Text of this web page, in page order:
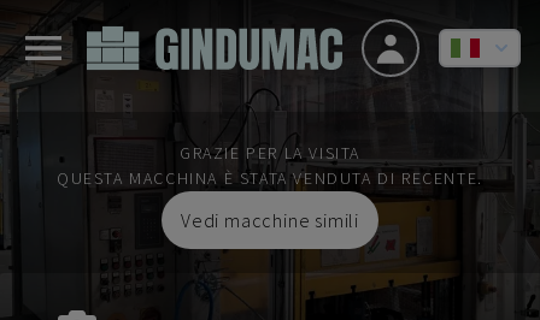
GRAZIE PER LA VISITA
QUESTA MACCHINA È STATA VENDUTA DI RECENTE.
Vedi macchine simili